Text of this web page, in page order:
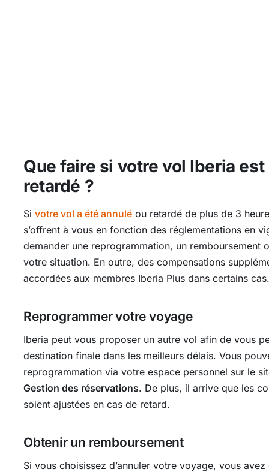
Que faire si votre vol Iberia est
retardé ?
Si votre vol a été annulé ou retardé de plus de 3
s’offrent à vous en fonction des réglementations en
demander une reprogrammation, un remboursement
votre situation. En outre, des compensations
accordées aux membres Iberia Plus dans certains cas.
Reprogrammer votre voyage
Iberia peut vous proposer un autre vol afin de vous
destination finale dans les meilleurs délais. Vous
reprogrammation via votre espace personnel sur le
Gestion des réservations. De plus, il arrive que les
soient ajustées en cas de retard.
Obtenir un remboursement
Si vous choisissez d’annuler votre voyage, vous